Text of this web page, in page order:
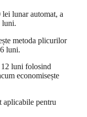
lunar automat, a
luni.
metoda plicurilor
luni.
luni folosind
economisește
aplicabile pentru